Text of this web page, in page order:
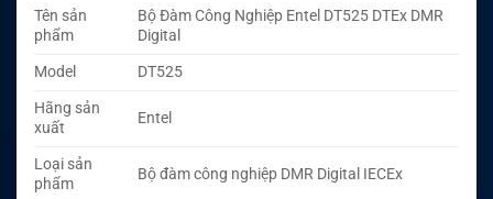
Tên sản
phẩm
Bộ Đàm Công Nghiệp Entel DT525 DTEx DMR
Digital
Model
DT525
Hãng sản
xuất
Entel
Loại sản
phẩm
Bộ đàm công nghiệp DMR Digital IECEx